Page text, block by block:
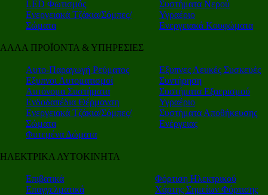
LED Φωτισμός
Ενεργειακά Τζάκια/Σόμπες/
Σώματα
Συστήματα Νερού
Υγραέριο
Ενεργειακά Κουφώματα
ΑΛΛΑ ΠΡΟΪΟΝΤΑ & ΥΠΗΡΕΣΙΕΣ
Αυτο-Παραγωγή Ρεύματος
Εξυπνοι Αυτοματισμοί
Αυτόνομα Συστήματα
Ενδοδαπέδια Θέρμανση
Ενεργειακά Τζάκια/Σόμπες/
Σώματα
Φυτεμένα Δώματα
Εξυπνες Λευκές Συσκευές
Συντήρηση
Συστήματα Εξαερισμού
Υγραέριο
Συστήματα Αποθήκευσης
Ενέργειας
ΗΛΕΚΤΡΙΚΑ ΑΥΤΟΚΙΝΗΤΑ
Επιβατικά
Επαγγελματικά
Φόρτιση Ηλεκτρικού
Χάρτης Σημείων Φόρτισης